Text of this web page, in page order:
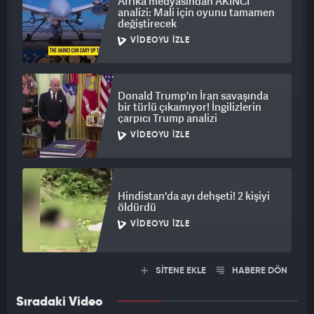
analizi: Mali için oyunu tamamen
değiştirecek
VIDEOYU İZLE
Donald Trump'ın İran savaşında
bir türlü çıkamıyor! İngilizlerin
çarpıcı Trump analizi
VIDEOYU İZLE
Hindistan'da ayı dehşeti! 2 kişiyi
öldürdü
VIDEOYU İZLE
SİTENE EKLE HABERE DÖN
Sıradaki Video